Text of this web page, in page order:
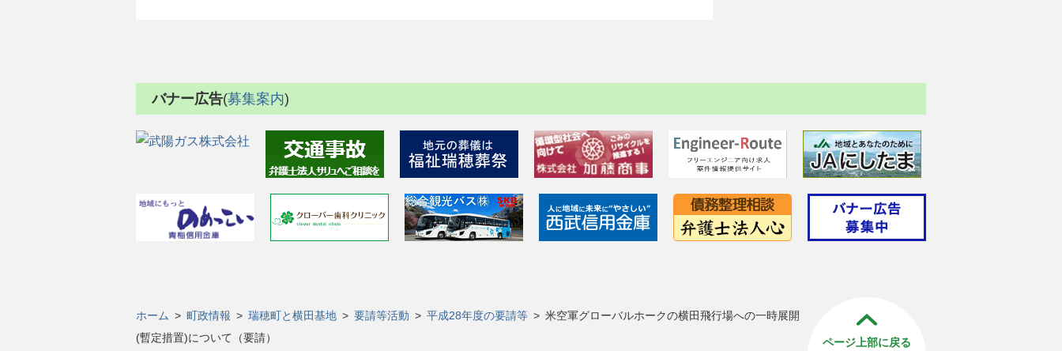
バナー広告(募集案内)
ホーム > 町政情報 > 瑞穂町と横田基地 > 要請等活動 > 平成28年度の要請等 > 米空軍グローバルホークの横田飛行場への一時展開
(暫定措置)について（要請）
ページ上部に戻る